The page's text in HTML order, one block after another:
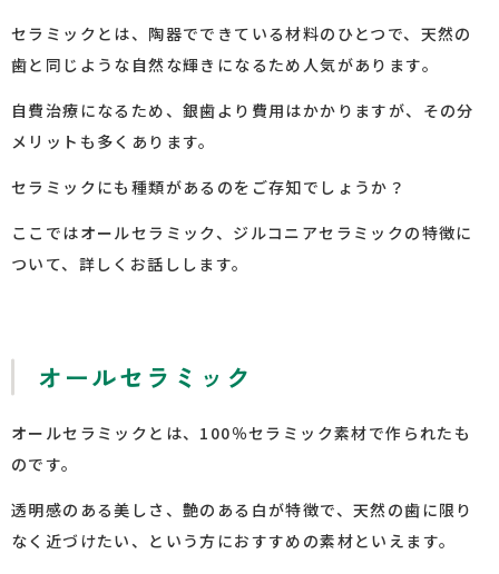
セラミックとは、陶器でできている材料のひとつで、天然の
歯と同じような自然な輝きになるため人気があります。
自費治療になるため、銀歯より費用はかかりますが、その分
メリットも多くあります。
セラミックにも種類があるのをご存知でしょうか？
ここではオールセラミック、ジルコニアセラミックの特徴に
ついて、詳しくお話しします。
オールセラミック
オールセラミックとは、100％セラミック素材で作られたも
のです。
透明感のある美しさ、艶のある白が特徴で、天然の歯に限り
なく近づけたい、という方におすすめの素材といえます。